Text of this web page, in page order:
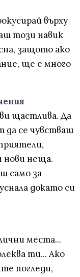
върху
този навик
защото ако
ще е много
щастлива. Да
се чувстваш
нови неща.
само за
докато си
места...
ти... Ако
погледи,